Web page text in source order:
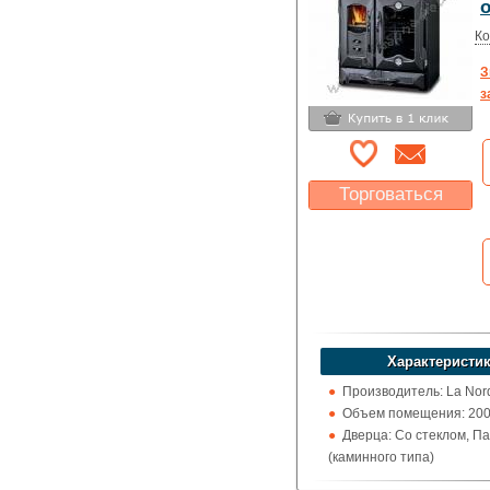
Выход дымохода:
Топливо: Дрова, Уголь
Шибер (Кагла): Нет
Торговаться
Производитель: La
Объем помещения: 200
Дверца: Со стеклом,
(каминного типа)
Поверхность: Варочная